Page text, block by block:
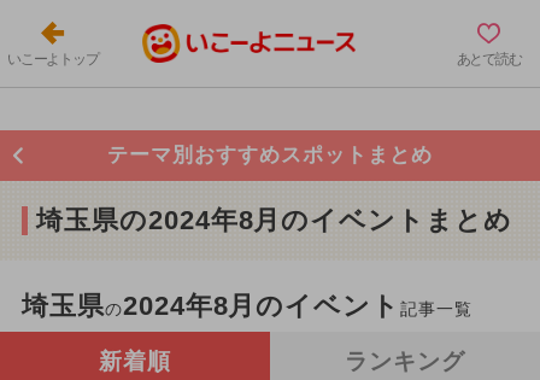
いこーよトップ あとで読む
テーマ別おすすめスポットまとめ
埼玉県の2024年8月のイベントまとめ
埼玉県の2024年8月のイベント記事一覧
新着順 ランキング